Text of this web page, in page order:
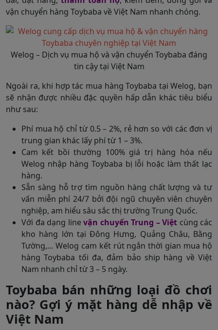
vận chuyển hàng Toybaba về Việt Nam nhanh chóng.
Welog – Dịch vụ mua hộ và vận chuyển Toybaba đáng
tin cậy tại Việt Nam
Ngoài ra, khi hợp tác mua hàng Toybaba tại Welog, bạn
sẽ nhận được nhiều đặc quyền hấp dẫn khác tiêu biểu
như sau:
Phí mua hộ chỉ từ 0.5 – 2%, rẻ hơn so với các đơn vị
trung gian khác lấy phí từ 1 – 3%.
Cam kết bồi thường 100% giá trị hàng hóa nếu
Welog nhập hàng Toybaba bị lỗi hoặc làm thất lạc
hàng.
Sẵn sàng hỗ trợ tìm nguồn hàng chất lượng và tư
vấn miễn phí 24/7 bởi đội ngũ chuyên viên chuyên
nghiệp, am hiểu sâu sắc thị trường Trung Quốc.
Với đa dạng line vận chuyển Trung – Việt cùng các
kho hàng lớn tại Đông Hưng, Quảng Châu, Bằng
Tường,... Welog cam kết rút ngắn thời gian mua hộ
hàng Toybaba tối đa, đảm bảo ship hàng về Việt
Nam nhanh chỉ từ 3 – 5 ngày.
Toybaba bán những loại đồ chơi
nào? Gợi ý mặt hàng dễ nhập về
Việt Nam